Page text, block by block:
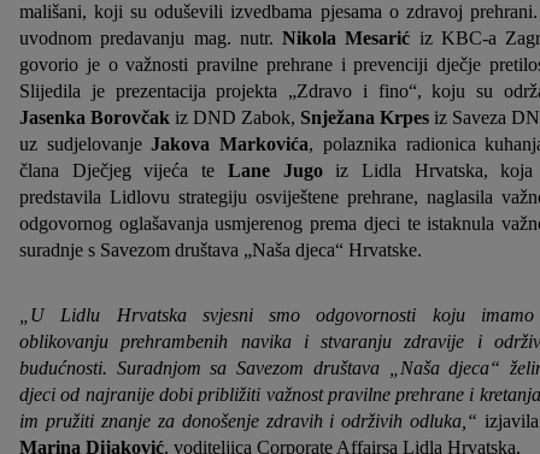
mališani, koji su oduševili izvedbama pjesama o zdravoj
uvodnom predavanju mag. nutr. Nikola Mesarić iz KBC-a
govorio je o važnosti pravilne prehrane i prevenciji dječje
Slijedila je prezentacija projekta „Zdravo i fino“, koju su
Jasenka Borovčak iz DND Zabok, Snježana Krpes iz Saveza
uz sudjelovanjeJakova Markovića, polaznika radionica
člana Dječjeg vijeća te Lane Jugoiz Lidla Hrvatska, koja
predstavila Lidlovu strategiju osviještene prehrane, naglasila
odgovornog oglašavanja usmjerenog prema djeci te istaknula
suradnje s Savezom društava „Naša djeca“ Hrvatske.
„U Lidlu Hrvatska svjesni smo odgovornosti koju
oblikovanju prehrambenih navika i stvaranju zdravije i
budućnosti. Suradnjom sa Savezom društava „Naša djeca“
djeci od najranije dobi približiti važnost pravilne prehrane i
im pružiti znanje za donošenje zdravih i održivih odluka,“
Marina Dijaković, voditeljica Corporate Affairsa Lidla Hrvatska.